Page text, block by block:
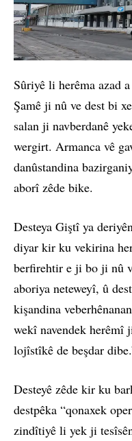
Sûriyê li herêma azad
Şamê ji nû ve dest bi
salan ji navberdanê
wergirt. Armanca vê
danûstandina
aborî zêde bike.
Desteya Giştî ya
diyar kir ku vekirina
berfirehtir e ji bo ji nû
aboriya neteweyî, û
kişandina
wekî navendek herêmî
lojîstîkê de beşdar
Desteyê zêde kir ku
destpêka “qonaxek
zindîtiyê li yek ji